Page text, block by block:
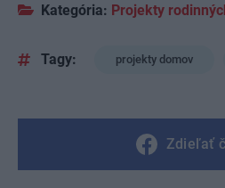
Kategória: Projekty
Tagy: projekty domov
Zdieľať